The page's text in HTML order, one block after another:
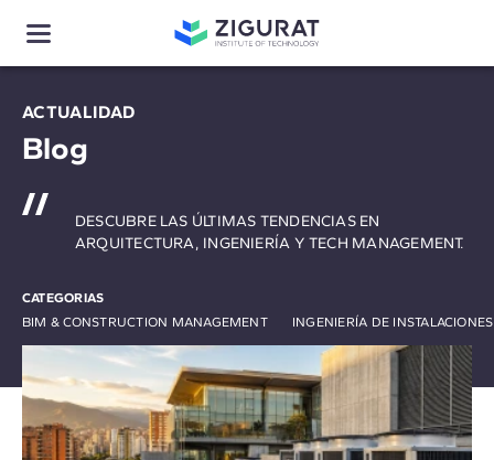
ACTUALIDAD
Blog
CATEGORIAS
BIM & CONSTRUCTION MANAGEMENT
INGENIERÍA DE
DESCUBRE LAS ÚLTIMAS TENDENCIAS EN
ARQUITECTURA, INGENIERÍA Y TECH MANAGEMENT.